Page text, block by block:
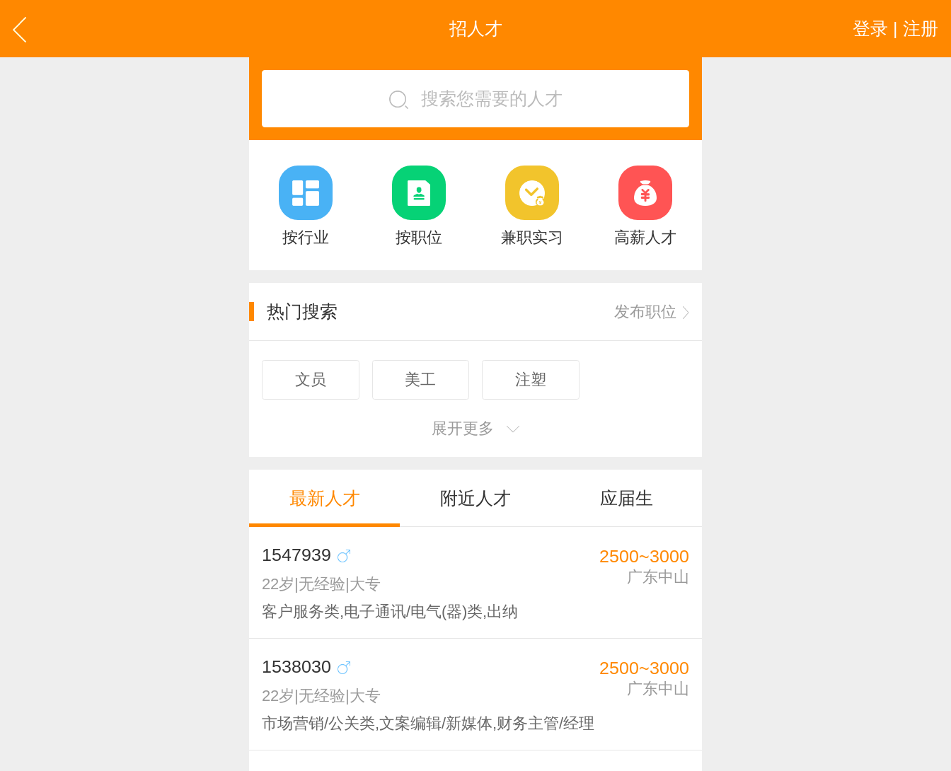
登录 | 注册
招人才
搜索您需要的人才
按行业 按职位 兼职实习 高薪人才
热门搜索 发布职位
文员 美工 注塑
展开更多
最新人才 附近人才 应届生
1547939
22岁|无经验|大专
客户服务类,电子通讯/电气(器)类,出纳
2500~3000
广东中山
1538030
22岁|无经验|大专
市场营销/公关类,文案编辑/新媒体,财务主管/经理
2500~3000
广东中山